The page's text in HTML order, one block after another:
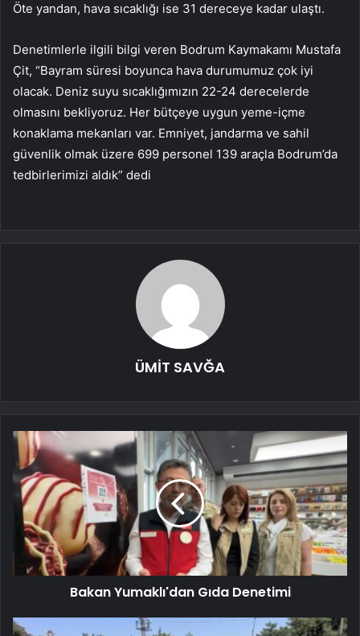
Öte yandan, hava sıcaklığı ise 31 dereceye kadar ulaştı.
Denetimlerle ilgili bilgi veren Bodrum Kaymakamı Mustafa
Çit, “Bayram süresi boyunca hava durumumuz çok iyi
olacak. Deniz suyu sıcaklığımızın 22-24 derecelerde
olmasını bekliyoruz. Her bütçeye uygun yeme-içme
konaklama mekanları var. Emniyet, jandarma ve sahil
güvenlik olmak üzere 699 personel 139 araçla Bodrum’da
tedbirlerimizi aldık” dedi
ÜMİT SAVĞA
Bakan Yumaklı'dan Gıda Denetimi